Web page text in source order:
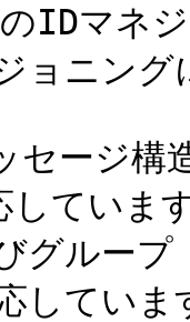
マネジ
ョニング
セージ構
ていま
グルー
していま